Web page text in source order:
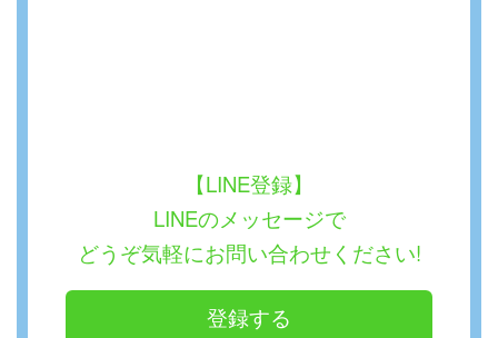
【LINE登録】
LINEのメッセージで
どうぞ気軽にお問い合わせください!
登録する